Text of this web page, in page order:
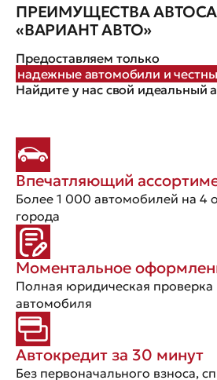
ПРЕИМУЩЕСТВА
«ВАРИАНТ АВТО»
Предоставляем только
надежные автомобили и
Найдите у нас свой идеальный
Впечатляющий
Более 1 000 автомобилей на 4
города
Моментальное
Полная юридическая
автомобиля
Автокредит за 30 минут
Без первоначального взноса,